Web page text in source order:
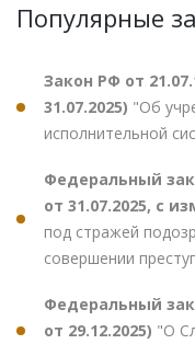
Популярные
Закон РФ от
31.07.2025) "Об
исполнительной
Федеральный
от 31.07.2025, с
под стражей
совершении
Федеральный
от 29.12.2025) "О